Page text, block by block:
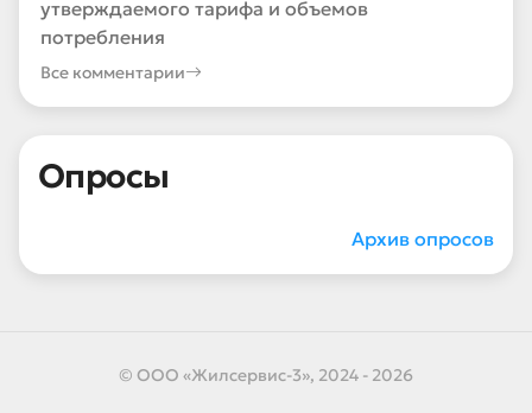
утверждаемого тарифа и объемов
потребления
Все комментарии
Опросы
Архив опросов
© ООО «Жилсервис-3», 2024 - 2026